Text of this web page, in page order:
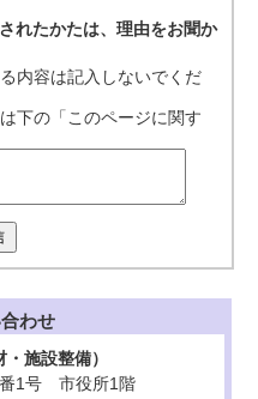
れたかたは、理由をお聞か
内容は記入しないでくだ
下の「このページに関す
わせ
施設整備）
1号 市役所1階